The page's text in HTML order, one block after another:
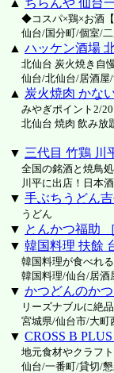
◆コスパ×鶏×お酒【
仙台/国分町/個室/二
▲ ハッケン酒場
北仙台 炭火焼き自
仙台/北仙台/居酒屋/
▲ 炭火焼肉 かな
みやぎポイント2/20
北仙台 焼肉 飲み放
▼ 三代目 竹鶏 川
全国の銘酒と焼鳥処
川平に出店！日本酒
▼ 手ぶちうどん
うどん
▼ とんかつ福助
▼ 韓国料理 扶餘
韓国料理が食べれる
韓国料理/仙台/居酒
▼ かつどんのか
リーズナブルに絶
宮城県/仙台市/大町
▼ CROSS B
地元食材やクラフ
仙台/一番町/貸切/懇